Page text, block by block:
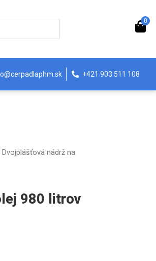
0
+421 903 511 108
nádrž na
980 litrov